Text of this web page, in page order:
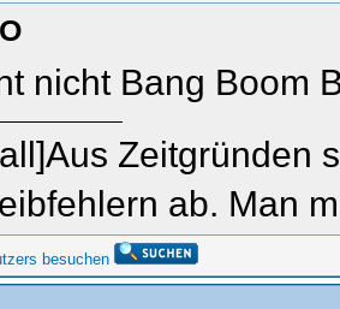
nicht Bang Boom
Zeitgründen
ab. Man